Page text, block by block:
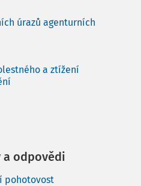
úrazů agenturních
a ztížení
odpovědi
pohotovost